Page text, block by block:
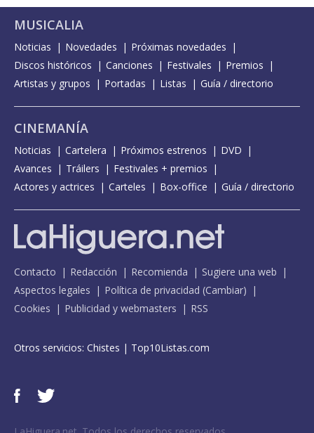
MUSICALIA
Noticias Novedades
Próximas novedades
Discos históricos
Canciones Festivales
Premios
Artistas y grupos
Portadas Listas Guía / directorio
CINEMANÍA
Noticias Cartelera Próximos estrenos
DVD
Avances
Tráilers
Festivales + premios
Actores y actrices
Carteles Box-office Guía / directorio
Contacto Redacción Recomienda
Sugiere una web
Aspectos legales
Política de privacidad (Cambiar)
Cookies
Publicidad y webmasters RSS
Otros servicios: Chistes | Top10Listas.com